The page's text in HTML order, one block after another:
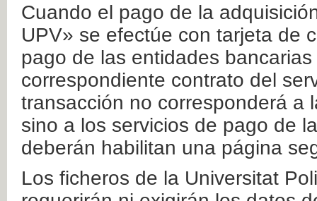
Cuando el pago de la
UPV» se efectúe con tarjeta de
pago de las entidades
correspondiente contrato del
transacción no corresponderá a
sino a los servicios de pago de
deberán habilitan una página
Los ficheros de la Universitat